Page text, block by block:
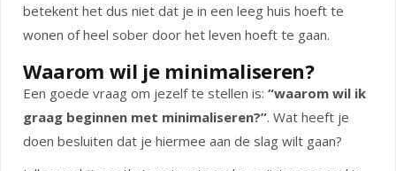
betekent het dus niet dat je in een leeg huis hoeft te
wonen of heel sober door het leven hoeft te gaan.
Waarom wil je minimaliseren?
Een goede vraag om jezelf te stellen is: “waarom wil ik
graag beginnen met minimaliseren?”. Wat heeft je
doen besluiten dat je hiermee aan de slag wilt gaan?